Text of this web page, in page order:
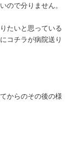
ので分りません。
たいと思っている
コチラが病院送り
からのその後の様